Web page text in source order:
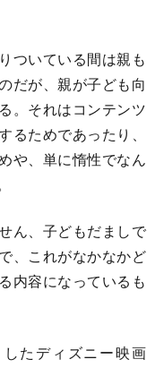
ついている間は親も
だが、親が子ども向
。それはコンテンツ
るためであったり、
や、単に惰性でなん
ん、子どもだましで
、これがなかなかど
内容になっているも
たディズニー映画